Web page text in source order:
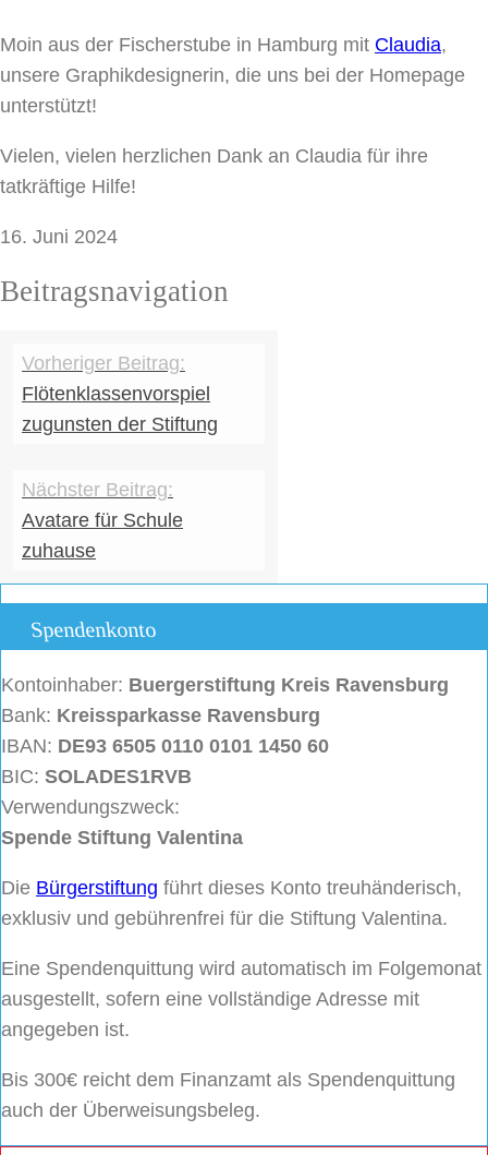
Moin aus der Fischerstube in Hamburg mit Claudia,
unsere Graphikdesignerin, die uns bei der Homepage
unterstützt!
Vielen, vielen herzlichen Dank an Claudia für ihre
tatkräftige Hilfe!
16. Juni 2024
Beitragsnavigation
Flötenklassenvorspiel
zugunsten der Stiftung
Avatare für Schule
zuhause
Spendenkonto
Kontoinhaber: Buergerstiftung Kreis Ravensburg
Bank: Kreissparkasse Ravensburg
IBAN: DE93 6505 0110 0101 1450 60
BIC: SOLADES1RVB
Verwendungszweck:
Spende Stiftung Valentina
Die Bürgerstiftung führt dieses Konto treuhänderisch,
exklusiv und gebührenfrei für die Stiftung Valentina.
Eine Spendenquittung wird automatisch im Folgemonat
ausgestellt, sofern eine vollständige Adresse mit
angegeben ist.
Bis 300€ reicht dem Finanzamt als Spendenquittung
auch der Überweisungsbeleg.